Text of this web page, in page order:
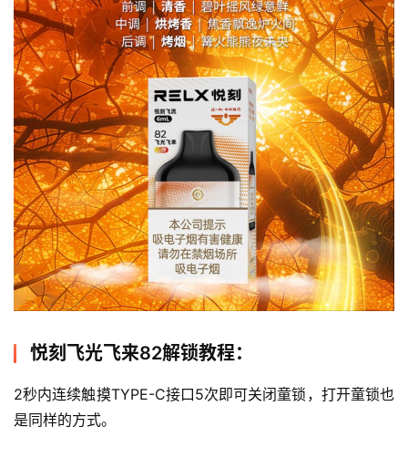
电
子
讯
电
悦刻飞光飞来82解锁教程：
2秒内连续触摸TYPE-C接口5次即可关闭童锁，打开童锁也
是同样的方式。